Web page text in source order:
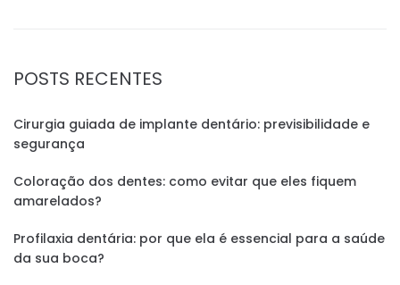
POSTS RECENTES
Cirurgia guiada de implante dentário: previsibilidade e
segurança
Coloração dos dentes: como evitar que eles fiquem
amarelados?
Profilaxia dentária: por que ela é essencial para a saúde
da sua boca?